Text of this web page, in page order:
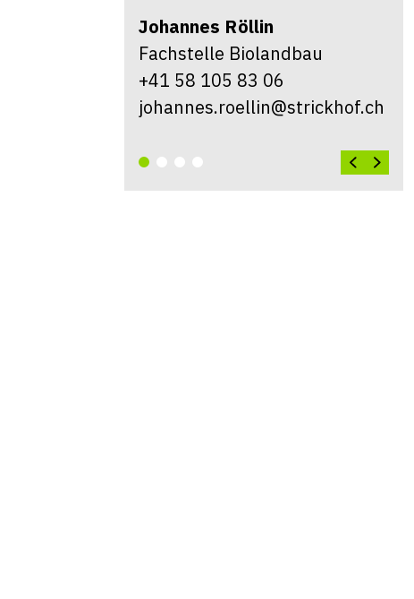
Johannes Röllin
Fachstelle Biolandbau
+41 58 105 83 06
johannes.roellin@strickhof.ch